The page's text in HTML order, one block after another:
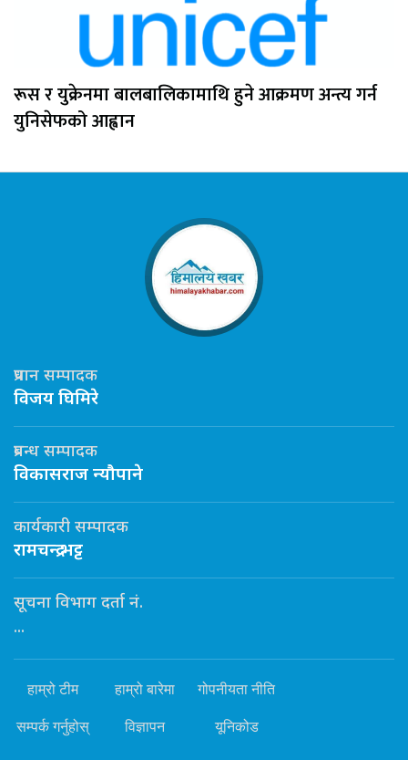
रूस र युक्रेनमा बालबालिकामाथि हुने आक्रमण अन्त्य गर्न
युनिसेफको आह्वान
प्रधान सम्पादक
विजय घिमिरे
प्रबन्ध सम्पादक
विकासराज न्यौपाने
कार्यकारी सम्पादक
रामचन्द्र भट्ट
सूचना विभाग दर्ता नं.
...
हाम्रो टीम हाम्रो बारेमा गोपनीयता नीति
सम्पर्क गर्नुहोस् विज्ञापन यूनिकोड